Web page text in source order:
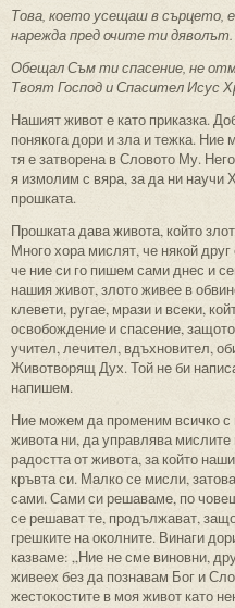
Това, което усещаш в сърцето,
нарежда пред очите ти дяволът.
Обещал Съм ти спасение, не
Твоят Господ и Спасител Исус
Нашият живот е като приказка.
понякога дори и зла и тежка.
тя е затворена в Словото Му.
я измолим с вяра, за да ни научи
прошката.
Прошката дава живота, който
Много хора мислят, че някой
че ние си го пишем сами днес и
нашия живот, злото живее в
клевети, ругае, мрази и всеки,
освобождение и спасение,
учител, лечител, вдъхновител,
Животворящ Дух. Той не би
напишем.
Ние можем да променим всичко
живота ни, да управлява
радостта от живота, за който
кръвта си. Малко се мисли,
сами. Сами си решаваме, по
се решават те, продължават,
грешките на околните. Винаги
казваме: „Ние не сме виновни,
живеех без да познавам Бог и
жестокостите в моя живот като